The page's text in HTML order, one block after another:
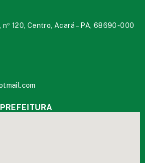
nº 120, Centro, Acará – PA, 68690-000